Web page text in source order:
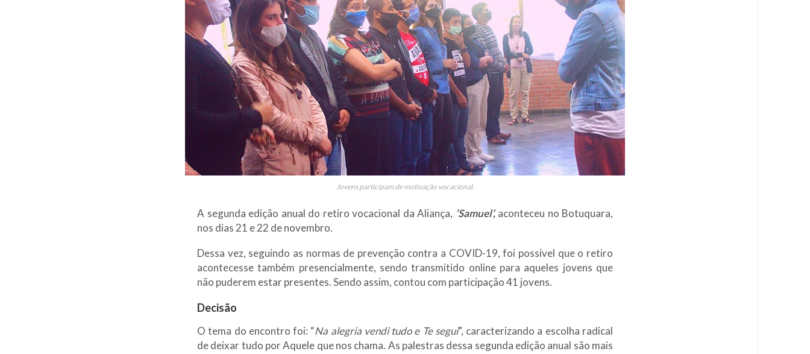
Jovens participam de motivação vocacional.
A segunda edição anual do retiro vocacional da Aliança, ‘Samuel’,aconteceu no Botuquara,
nos dias 21 e 22 de novembro.
Dessa vez, seguindo as normas de prevenção contra a COVID-19, foi possível que o retiro
acontecesse também presencialmente, sendo transmitido online para aqueles jovens que
não puderem estar presentes. Sendo assim, contou com participação 41 jovens.
Decisão
O tema do encontro foi: “Na alegria vendi tudo e Te segui”, caracterizando a escolha radical
de deixar tudo por Aquele que nos chama. As palestras dessa segunda edição anual são mais